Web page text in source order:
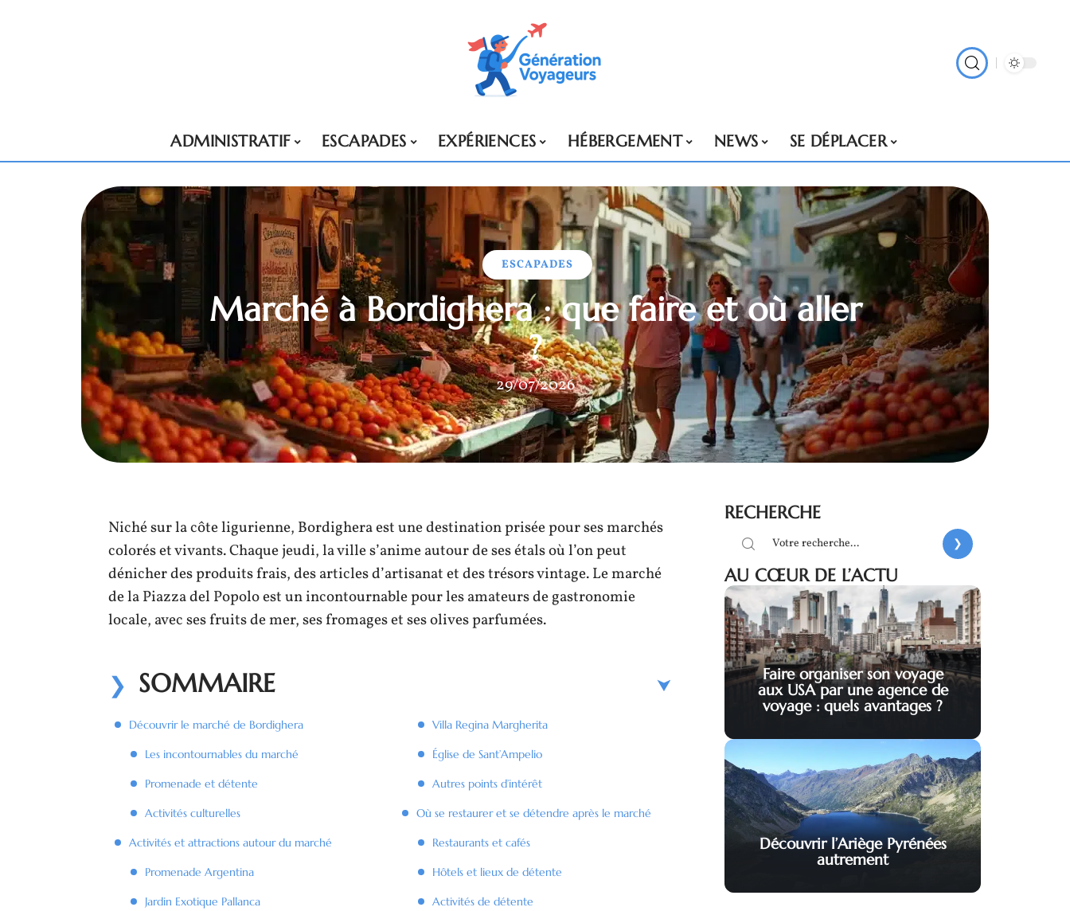
ADMINISTRATIF ESCAPADES EXPÉRIENCES HÉBERGEMENT NEWS SE DÉPLACER
ESCAPADES
Marché à Bordighera : que faire et où aller
?
29/07/2026
Niché sur la côte ligurienne, Bordighera est une destination prisée pour ses marchés
colorés et vivants. Chaque jeudi, la ville s’anime autour de ses étals où l’on peut
dénicher des produits frais, des articles d’artisanat et des trésors vintage. Le marché
de la Piazza del Popolo est un incontournable pour les amateurs de gastronomie
locale, avec ses fruits de mer, ses fromages et ses olives parfumées.
SOMMAIRE
Découvrir le marché de Bordighera
Les incontournables du marché
Promenade et détente
Activités culturelles
Activités et attractions autour du marché
Promenade Argentina
Jardin Exotique Pallanca
Villa Regina Margherita
Église de Sant’Ampelio
Autres points d’intérêt
Où se restaurer et se détendre après le marché
Restaurants et cafés
Hôtels et lieux de détente
Activités de détente
RECHERCHE
AU CŒUR DE L’ACTU
Faire organiser son voyage
aux USA par une agence de
voyage : quels avantages ?
Découvrir l’Ariège Pyrénées
autrement